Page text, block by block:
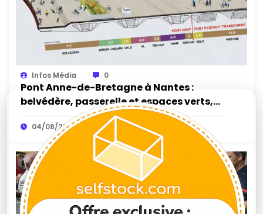
Infos Média 0
Pont Anne-de-Bretagne à Nantes :
belvédère, passerelle et espaces verts,
la réouverture approche
04/08/2026